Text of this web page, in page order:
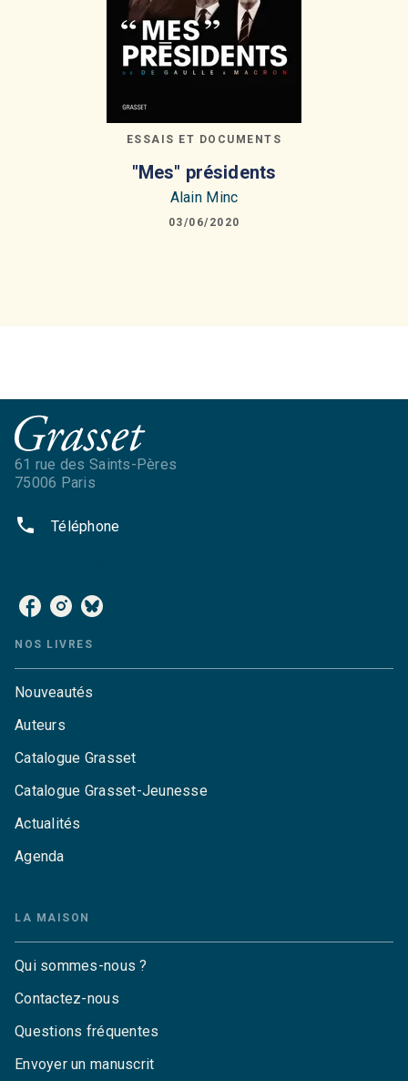
ESSAIS ET DOCUMENTS
"Mes" présidents
Alain Minc
03/06/2020
61 rue des Saints-Pères
75006 Paris
phone Téléphone
NOS LIVRES
Nouveautés
Auteurs
Catalogue Grasset
Catalogue Grasset-Jeunesse
Actualités
Agenda
LA MAISON
Qui sommes-nous ?
Contactez-nous
Questions fréquentes
Envoyer un manuscrit